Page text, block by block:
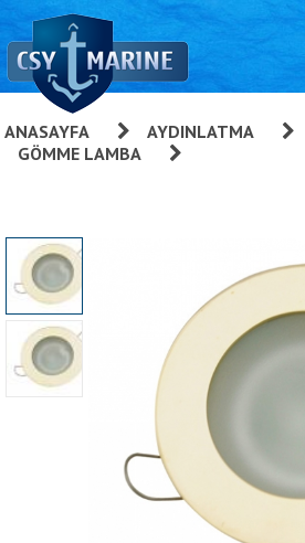
ANASAYFA »AYDINLATMA
GÖMME LAMBA